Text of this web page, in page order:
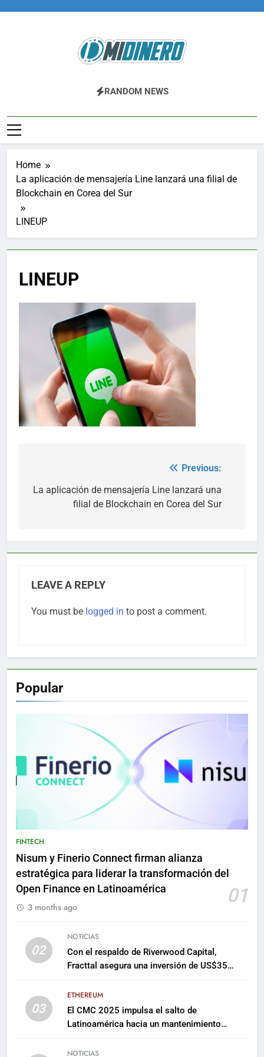
Midinero.co
Fintech, Criptomonedas
RANDOM NEWS
Home
La aplicación de mensajería Line lanzará una filial de
Blockchain en Corea del Sur
LINEUP
LINEUP
navigation
Previous:
La aplicación de mensajería Line lanzará una
filial de Blockchain en Corea del Sur
LEAVE A REPLY
You must be logged in to post a comment.
Popular
FINTECH
Nisum y Finerio Connect firman alianza
estratégica para liderar la transformación del
Open Finance en Latinoamérica
01
3 months ago
02
NOTICIAS
Con el respaldo de Riverwood Capital,
Fracttal asegura una inversión de US$35
03
ETHEREUM
El CMC 2025 impulsa el salto de
Latinoamérica hacia un mantenimiento
NOTICIAS